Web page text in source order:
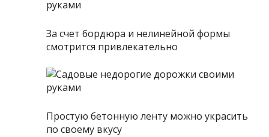
За счет бордюра и нелинейной формы
смотрится привлекательно
Простую бетонную ленту можно украсить
по своему вкусу